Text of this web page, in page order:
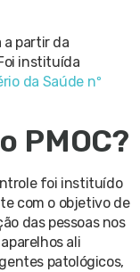
a partir da
instituída
da Saúde nº
PMOC?
foi instituído
com o objetivo de
das pessoas nos
ali
patológicos,